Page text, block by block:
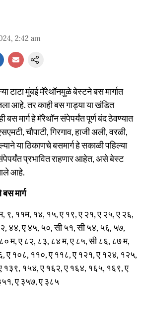
2:42 am
टाटा मुंबई मॅरेथॉनमुळे बेस्टने बस मार्गात
आहे. तर काही बस गाड्या या खंडित
मार्ग हे मॅरेथॉन संपेपर्यंत पूर्ण बंद ठेवण्यात
चौपाटी, गिरगाव, हाजी अली, वरळी,
या ठिकाणचे बसमार्ग हे सकाळी पहिल्या
प्रभावित राहणार आहेत, असे बेस्ट
आहे.
मार्ग
९, ११म, १४, १५, ए १९, ए २१, ए २५, ए २६,
४४, ए ४५, ५०, सी ५१, सी ५४, ५६, ५७,
म, ए ८२, ८३, ८४ म, ए ८५, सी ८६, ८७ म,
ए १०८, ११०, ए ११८, ए १२१, ए १२४, १२५,
१३९, १५४, ए १६२, ए १६४, १६५, १६९, ए
ए ३५७, ए ३८५